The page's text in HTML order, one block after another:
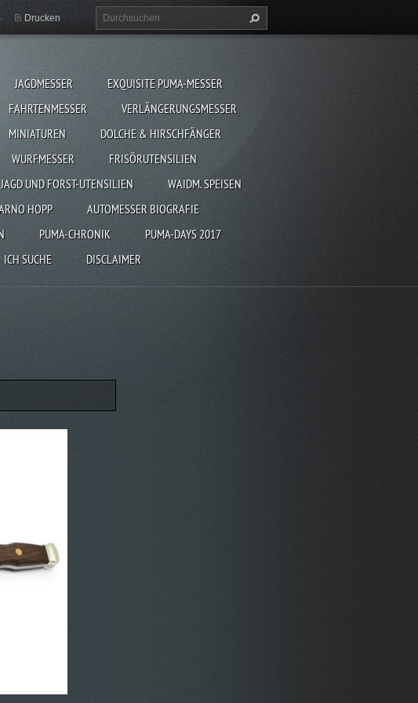
JAGDMESSER
EXQUISITE PUMA-MESSER
FAHRTENMESSER
VERLÄNGERUNGSMESSER
MINIATUREN
DOLCHE & HIRSCHFÄNGER
WURFMESSER
FRISÖRUTENSILIEN
JAGD UND FORST-UTENSILIEN
WAIDM. SPEISEN
HOPP
AUTOMESSER BIOGRAFIE
PUMA-CHRONIK
PUMA-DAYS 2017
ICH SUCHE DISCLAIMER
Drucken